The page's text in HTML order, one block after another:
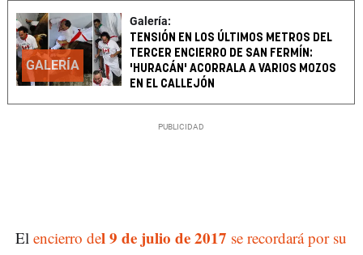
GALERÍA
Galería:
TENSIÓN EN LOS ÚLTIMOS METROS DEL
TERCER ENCIERRO DE SAN FERMÍN:
'HURACÁN' ACORRALA A VARIOS MOZOS
EN EL CALLEJÓN
El encierro del 9 de julio de 2017 se recordará por su